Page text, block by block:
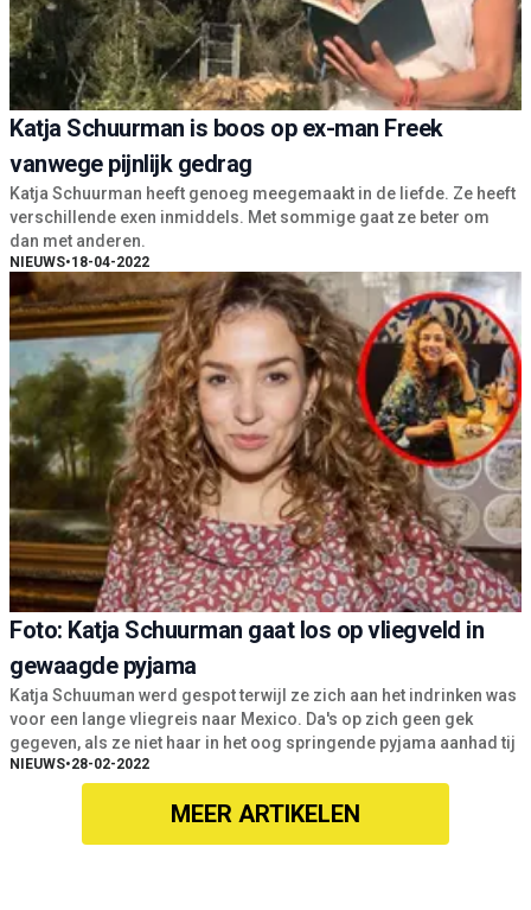
Katja Schuurman is boos op ex-man Freek
vanwege pijnlijk gedrag
Katja Schuurman heeft genoeg meegemaakt in de liefde. Ze heeft
verschillende exen inmiddels. Met sommige gaat ze beter om
dan met anderen.
NIEUWS•18-04-2022
Foto: Katja Schuurman gaat los op vliegveld in
gewaagde pyjama
Katja Schuuman werd gespot terwijl ze zich aan het indrinken was
voor een lange vliegreis naar Mexico. Da's op zich geen gek
gegeven, als ze niet haar in het oog springende pyjama aanhad tij
NIEUWS•28-02-2022
MEER ARTIKELEN